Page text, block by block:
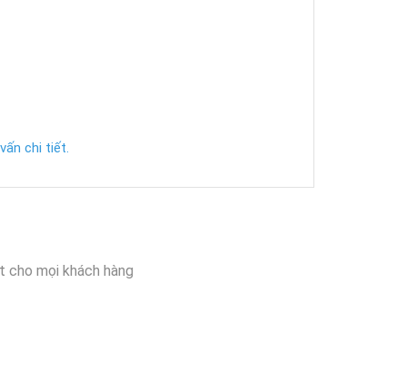
chi tiết.
cho mọi khách hàng